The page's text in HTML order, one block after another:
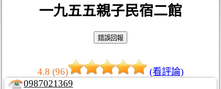
一九五五親子民宿二館
4.8 (96)
(看評論)
0987021369